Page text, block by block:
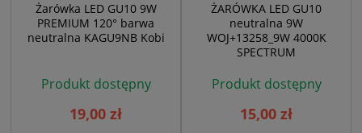
Żarówka LED GU10 9W
PREMIUM 120° barwa
neutralna KAGU9NB Kobi
Produkt dostępny
19,00 zł
ŻARÓWKA LED GU10
neutralna 9W
WOJ+13258_9W 4000K
SPECTRUM
Produkt dostępny
15,00 zł